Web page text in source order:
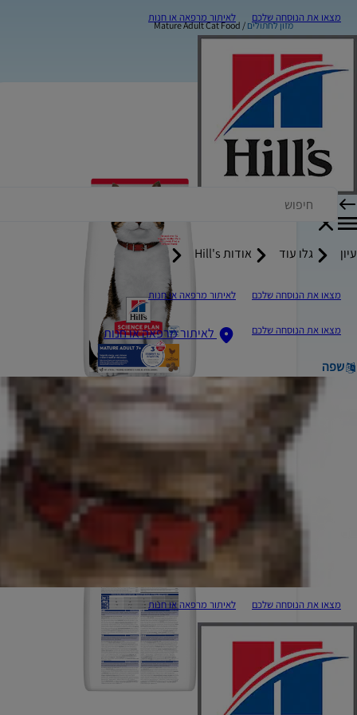
מצאו את הנוסחה שלכם לאיתור מרפאה או חנות
עיון גלו עוד אודות Hill's
מצאו את הנוסחה שלכם לאיתור מרפאה או חנות
מצאו את הנוסחה שלכם
לאיתור מרפאה או חנות
שפה
מצאו את הנוסחה שלכם לאיתור מרפאה או חנות
מזון לחתולים Mature Adult Cat Food